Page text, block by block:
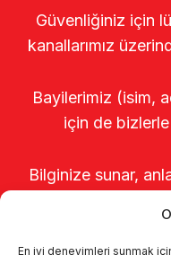
En iyi deneyimleri sunmak
Güvenliğiniz için
kanallarımız
Bayilerimiz (isim,
için de
Bilginize sunar,